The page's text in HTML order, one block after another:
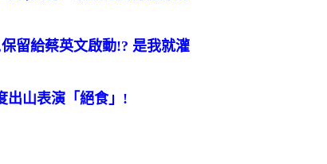
留給蔡英文啟動!? 是我就灌
出山表演「絕食」!